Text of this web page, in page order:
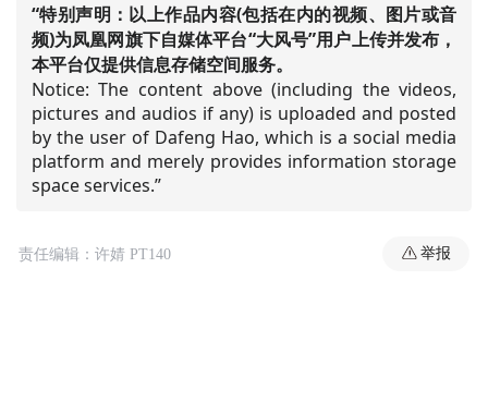
“特别声明：以上作品内容(包括在内的视频、图片或音
频)为凤凰网旗下自媒体平台“大风号”用户上传并发布，
本平台仅提供信息存储空间服务。
Notice: The content above (including the videos,
pictures and audios if any) is uploaded and posted
by the user of Dafeng Hao, which is a social media
platform and merely provides information storage
space services.”
责任编辑：许婧 PT140 举报